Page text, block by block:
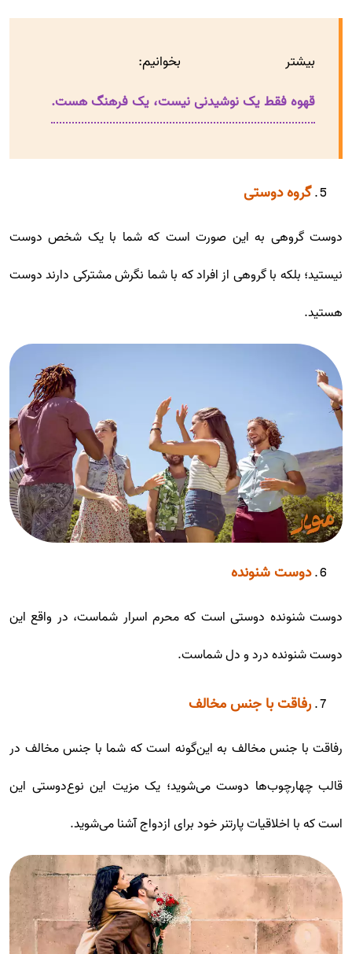
بیشتر بخوانیم:
قهوه فقط یک نوشیدنی نیست، یک فرهنگ هست.
گروه دوستی
دوست گروهی به این صورت است که شما با یک شخص دوست
نیستید؛ بلکه با گروهی از افراد که با شما نگرش مشترکی دارند دوست
هستید.
دوست شنونده
دوست شنونده دوستی است که محرم اسرار شماست، در واقع این
دوست شنونده درد و دل شماست.
رفاقت با جنس مخالف
رفاقت با جنس مخالف به این‌گونه است که شما با جنس مخالف در
قالب چهارچوب‌ها دوست می‌شوید؛ یک مزیت این نوع‌دوستی این
است که با اخلاقیات پارتنر خود برای ازدواج آشنا می‌شوید.